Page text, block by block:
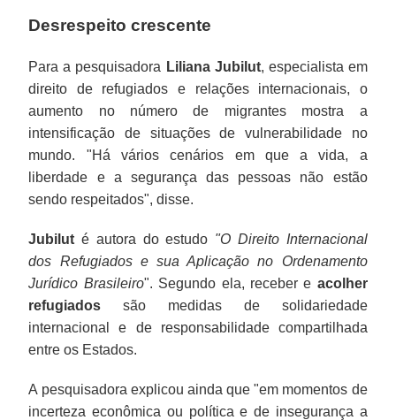
Desrespeito crescente
Para a pesquisadora Liliana Jubilut, especialista em
direito de refugiados e relações internacionais, o
aumento no número de migrantes mostra a
intensificação de situações de vulnerabilidade no
mundo. "Há vários cenários em que a vida, a
liberdade e a segurança das pessoas não estão
sendo respeitados", disse.
Jubilut é autora do estudo "O Direito Internacional
dos Refugiados e sua Aplicação no Ordenamento
Jurídico Brasileiro". Segundo ela, receber e acolher
refugiados são medidas de solidariedade
internacional e de responsabilidade compartilhada
entre os Estados.
A pesquisadora explicou ainda que "em momentos de
incerteza econômica ou política e de insegurança a